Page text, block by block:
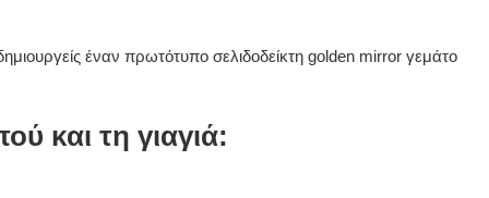
έναν πρωτότυπο σελιδοδείκτη golden mirror γεμάτο
και τη γιαγιά: